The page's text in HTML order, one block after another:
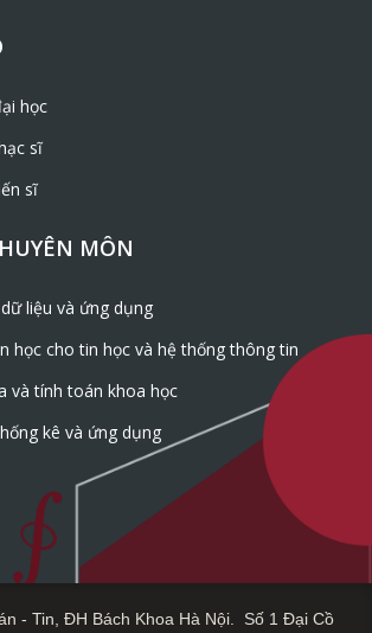
học
sĩ
sĩ
MÔN
liệu và ứng dụng
học cho tin học và hệ thống thông tin
và tính toán khoa học
kê và ứng dụng
- Tin, ĐH Bách Khoa Hà Nội. Số 1 Đại Cồ